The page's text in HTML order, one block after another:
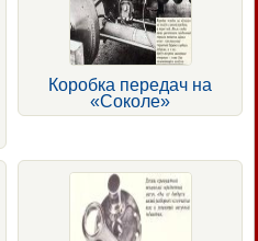
Коробка передач на
«Соколе»